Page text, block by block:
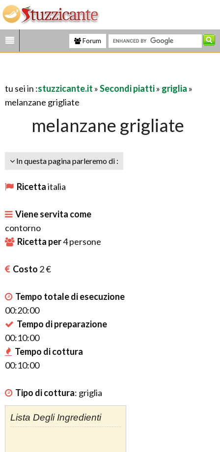
Forum
tu sei in :stuzzicante.it »Secondi piatti» griglia »
melanzane grigliate
melanzane grigliate
In questa pagina parleremo di :
Ricettaitalia
Viene servita come
contorno
Ricetta per4persone
Costo 2 €
Tempo totale di esecuzione
00:20:00
Tempo di preparazione
00:10:00
Tempo di cottura
00:10:00
Tipo di cottura: griglia
Lista Degli Ingredienti